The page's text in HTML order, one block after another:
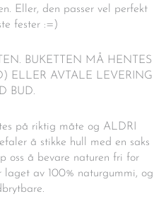
Eller, den passer vel perfekt
fester :=)
BUKETTEN MÅ HENTES
ELLER AVTALE LEVERING
BUD.
på riktig måte og ALDRI
å stikke hull med en saks
oss å bevare naturen fri for
laget av 100% naturgummi, og